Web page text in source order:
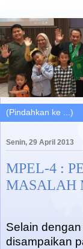
Senin, 29 April 2013
MPEL-4 :
MASALAH
Selain
disampaikan